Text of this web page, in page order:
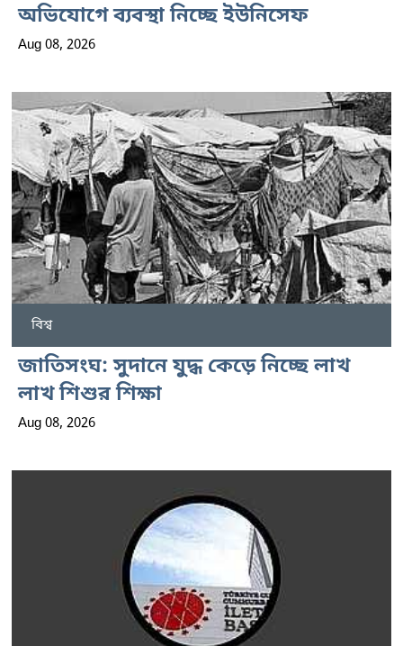
অভিযোগে ব্যবস্থা নিচ্ছে ইউনিসেফ
Aug 08, 2026
বিশ্ব
জাতিসংঘ: সুদানে যুদ্ধ কেড়ে নিচ্ছে লাখ
লাখ শিশুর শিক্ষা
Aug 08, 2026